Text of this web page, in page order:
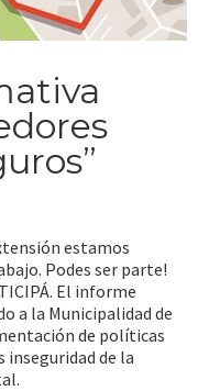
estamos
Podes ser parte!
El informe
a la Municipalidad de
de políticas
inseguridad de la